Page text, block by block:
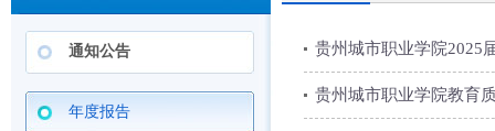
通知公告
年度报告
贵州城市职业学院2025
贵州城市职业学院教育